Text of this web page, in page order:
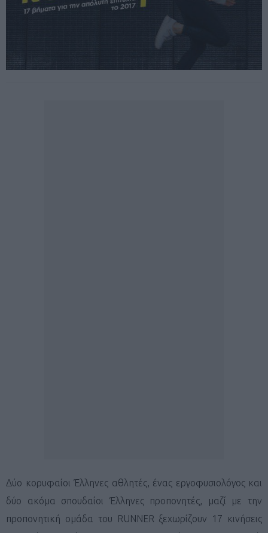
Δύο κορυφαίοι Έλληνες αθλητές, ένας εργοφυσιολόγος και
δύο ακόμα σπουδαίοι Έλληνες προπονητές, μαζί με την
προπονητική ομάδα του RUNNER ξεχωρίζουν 17 κινήσεις